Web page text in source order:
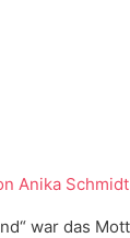
Anika Schmidt
war das